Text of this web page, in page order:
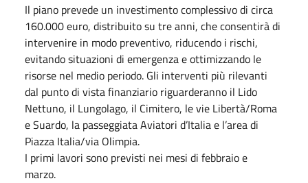
Il piano prevede un investimento complessivo di circa
160.000 euro, distribuito su tre anni, che consentirà di
intervenire in modo preventivo, riducendo i rischi,
evitando situazioni di emergenza e ottimizzando le
risorse nel medio periodo. Gli interventi più rilevanti
dal punto di vista finanziario riguarderanno il Lido
Nettuno, il Lungolago, il Cimitero, le vie Libertà/Roma
e Suardo, la passeggiata Aviatori d’Italia e l’area di
Piazza Italia/via Olimpia.
I primi lavori sono previsti nei mesi di febbraio e
marzo.